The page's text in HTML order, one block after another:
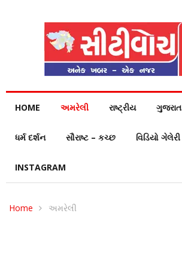
HOME અમરેલી રાષ્ટ્રીય ગુજરાત
ધર્મ દર્શન સૌરાષ્ટ – કચ્છ વિડિયો ગેલેરી
INSTAGRAM
Home અમરેલી